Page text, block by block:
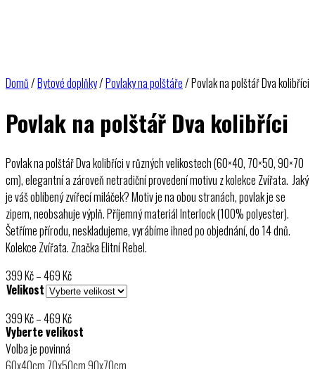
Domů/Bytové doplňky/Povlaky na polštáře/ Povlak na polštář Dva kolibříci
Povlak na polštář Dva kolibříci
Povlak na polštář Dva kolibříci v různých velikostech (60×40, 70×50, 90×70
cm), elegantní a zároveň netradiční provedení motivu z kolekce Zvířata. Jaký
je váš oblíbený zvířecí miláček? Motiv je na obou stranách, povlak je se
zipem, neobsahuje výplň. Příjemný materiál Interlock (100% polyester).
Šetříme přírodu, neskladujeme, vyrábíme ihned po objednání, do 14 dnů.
Kolekce Zvířata. Značka Elitní Rebel.
399Kč–469KčRozpětí
cen:
až
469 Kč
Velikost
399Kč–469KčRozpětí
cen:
Vyberte velikost
Volba je povinná
60x40cm 70x50cm90x70cm